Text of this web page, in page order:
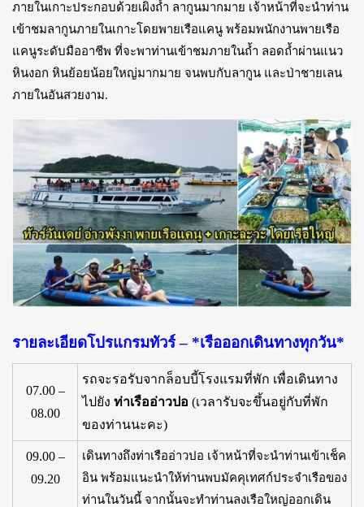
ภายในเกาะประกอบด้วยเผิงถ้ำ ลากูนมากมาย เจ้าหน้าที่จะนำท่าน
เข้าชมลากูนภายในเกาะโดยพายเรือแคนู พร้อมพนักงานพายเรือ
แคนูระดับมืออาชีพ ที่จะพาท่านเข้าชมภายในถ้ำ ลอดถ้ำผ่านแนว
หินงอก หินย้อยน้อยใหญ่มากมาย จนพบกับลากูน และป่าชายเลน
ภายในอันสวยงาม.
รายละเอียดโปรแกรมทัวร์ – *เรือออกเดินทางทุกวัน*
07.00 –
08.00
รถจะรอรับจากล็อบบี้โรงแรมที่พัก เพื่อเดินทาง
ไปยัง ท่าเรืออ่าวปอ (เวลารับจะขึ้นอยู่กับที่พัก
ของท่านนะคะ)
09.00 –
09.20
เดินทางถึงท่าเรืออ่าวปอ เจ้าหน้าที่จะนำท่านเข้าเช็ค
อิน พร้อมแนะนำให้ท่านพบมัคคุเทศก์ประจำเรือของ
ท่านในวันนี้ จากนั้นจะทำท่านลงเรือใหญ่ออกเดิน